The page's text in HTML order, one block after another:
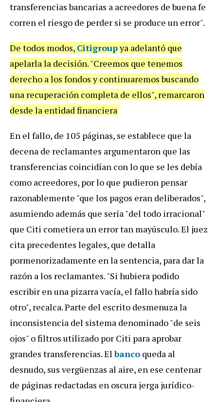
transferencias bancarias a acreedores de buena fe
corren el riesgo de perder si se produce un error".
De todos modos, Citigroupya adelantó que
apelarla la decisión. "Creemos que tenemos
derecho a los fondos y continuaremos buscando
una recuperación completa de ellos", remarcaron
desde la entidad financiera
En el fallo, de 105 páginas, se establece que la
decena de reclamantes argumentaron que las
transferencias coincidían con lo que se les debía
como acreedores, por lo que pudieron pensar
razonablemente "que los pagos eran deliberados",
asumiendo además que sería "del todo irracional"
que Citi cometiera un error tan mayúsculo. El juez
cita precedentes legales, que detalla
pormenorizadamente en la sentencia, para dar la
razón a los reclamantes. "Si hubiera podido
escribir en una pizarra vacía, el fallo habría sido
otro", recalca. Parte del escrito desmenuza la
inconsistencia del sistema denominado "de seis
ojos" o filtros utilizado por Citi para aprobar
grandes transferencias. Elbanco queda al
desnudo, sus vergüenzas al aire, en ese centenar
de páginas redactadas en oscura jerga jurídico-